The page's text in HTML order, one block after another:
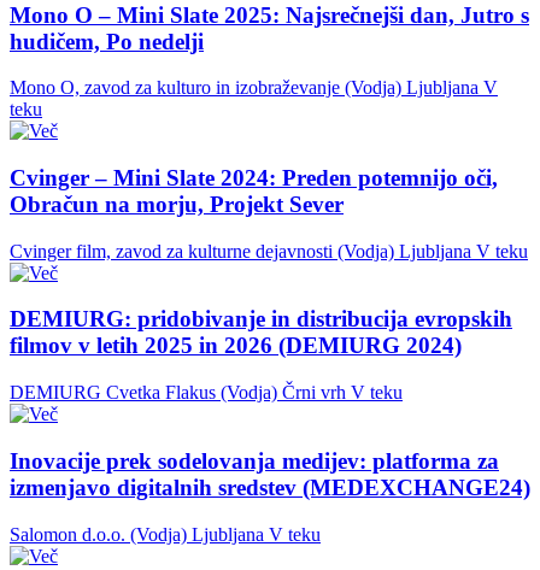
Mono O – Mini Slate 2025: Najsrečnejši dan, Jutro s
hudičem, Po nedelji
Mono O, zavod za kulturo in izobraževanje (Vodja) Ljubljana V
teku
Cvinger – Mini Slate 2024: Preden potemnijo oči,
Obračun na morju, Projekt Sever
Cvinger film, zavod za kulturne dejavnosti (Vodja) Ljubljana V teku
DEMIURG: pridobivanje in distribucija evropskih
filmov v letih 2025 in 2026 (DEMIURG 2024)
DEMIURG Cvetka Flakus (Vodja) Črni vrh V teku
Inovacije prek sodelovanja medijev: platforma za
izmenjavo digitalnih sredstev (MEDEXCHANGE24)
Salomon d.o.o. (Vodja) Ljubljana V teku